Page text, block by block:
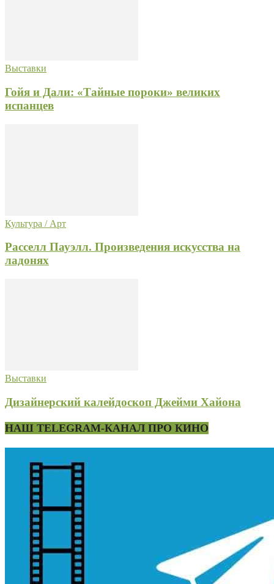
Выставки
Гойя и Дали: «Тайные пороки» великих
испанцев
Культура / Арт
Расселл Пауэлл. Произведения искусства на
ладонях
Выставки
Дизайнерский калейдоскоп Джейми Хайона
НАШ TELEGRAM-КАНАЛ ПРО КИНО